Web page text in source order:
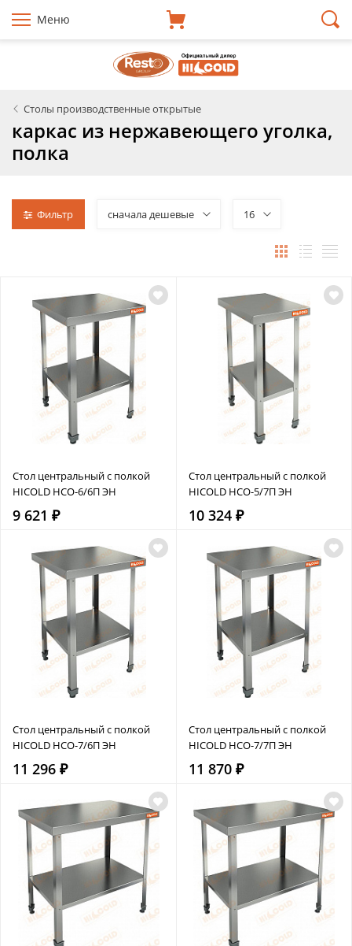
Меню
Столы производственные открытые
каркас из нержавеющего уголка,
полка
Фильтр сначала дешевые 16
Стол центральный с полкой
HICOLD НСО-6/6П ЭН
9 621 ₽
Стол центральный с полкой
HICOLD НСО-5/7П ЭН
10 324 ₽
Стол центральный с полкой
HICOLD НСО-7/6П ЭН
11 296 ₽
Стол центральный с полкой
HICOLD НСО-7/7П ЭН
11 870 ₽